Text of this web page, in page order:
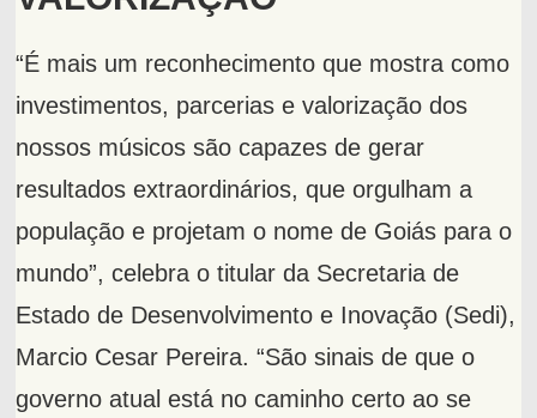
“É mais um reconhecimento que mostra como
investimentos, parcerias e valorização dos
nossos músicos são capazes de gerar
resultados extraordinários, que orgulham a
população e projetam o nome de Goiás para o
mundo”, celebra o titular da Secretaria de
Estado de Desenvolvimento e Inovação (Sedi),
Marcio Cesar Pereira. “São sinais de que o
governo atual está no caminho certo ao se